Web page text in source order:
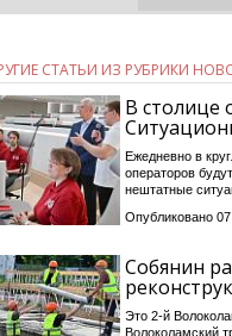
СТАТЬИ ИЗ РУБРИКИ
В столице
Ежедневно в
операторов
нештатные
Опубликовано
Собянин
Это 2-й
Волоколамский